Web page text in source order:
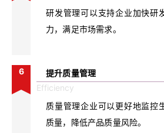
研发管理可以支持企业加快研
力，满足市场需求。
6
提升质量管理
Efficiency
质量管理企业可以更好地监控
质量，降低产品质量风险。